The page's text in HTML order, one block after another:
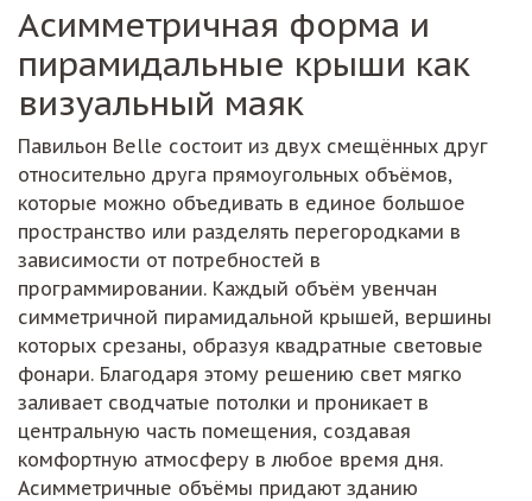
Асимметричная форма и
пирамидальные крыши как
визуальный маяк
Павильон Belle состоит из двух смещённых друг
относительно друга прямоугольных объёмов,
которые можно объедивать в единое большое
пространство или разделять перегородками в
зависимости от потребностей в
программировании. Каждый объём увенчан
симметричной пирамидальной крышей, вершины
которых срезаны, образуя квадратные световые
фонари. Благодаря этому решению свет мягко
заливает сводчатые потолки и проникает в
центральную часть помещения, создавая
комфортную атмосферу в любое время дня.
Асимметричные объёмы придают зданию